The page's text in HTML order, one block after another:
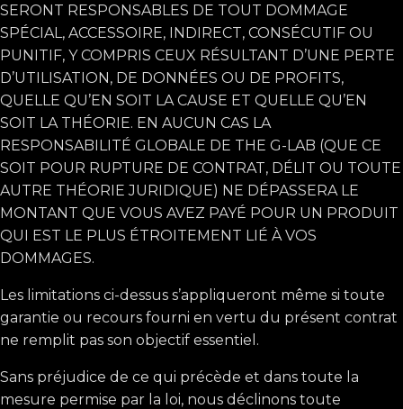
SERONT RESPONSABLES DE TOUT DOMMAGE
SPÉCIAL, ACCESSOIRE, INDIRECT, CONSÉCUTIF OU
PUNITIF, Y COMPRIS CEUX RÉSULTANT D’UNE PERTE
D’UTILISATION, DE DONNÉES OU DE PROFITS,
QUELLE QU’EN SOIT LA CAUSE ET QUELLE QU’EN
SOIT LA THÉORIE. EN AUCUN CAS LA
RESPONSABILITÉ GLOBALE DE THE G-LAB (QUE CE
SOIT POUR RUPTURE DE CONTRAT, DÉLIT OU TOUTE
AUTRE THÉORIE JURIDIQUE) NE DÉPASSERA LE
MONTANT QUE VOUS AVEZ PAYÉ POUR UN PRODUIT
QUI EST LE PLUS ÉTROITEMENT LIÉ À VOS
DOMMAGES.
Les limitations ci-dessus s’appliqueront même si toute
garantie ou recours fourni en vertu du présent contrat
ne remplit pas son objectif essentiel.
Sans préjudice de ce qui précède et dans toute la
mesure permise par la loi, nous déclinons toute